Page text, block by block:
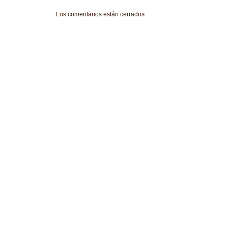
Los comentarios están cerrados.